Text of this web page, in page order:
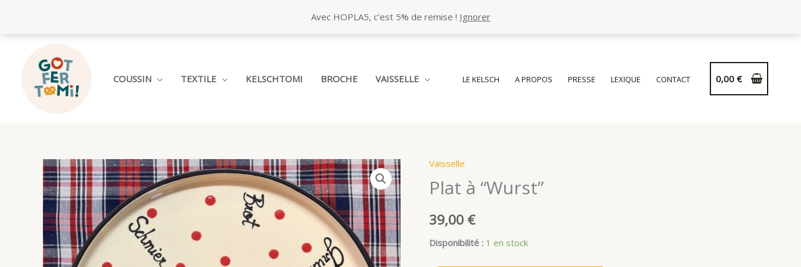
Avec HOPLA5, c'est 5% de remise ! Ignorer
COUSSIN TEXTILE KELSCHTOMI BROCHE VAISSELLE LE KELSCH A PROPOS PRESSE LEXIQUE CONTACT 0,00 €
Vaisselle
Plat à “Wurst”
39,00 €
Disponibilité : 1 en stock